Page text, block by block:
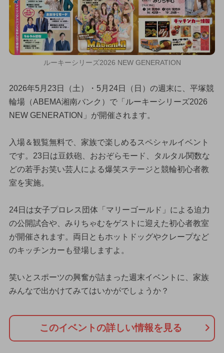
ルーキーシリーズ2026 NEW GENERATION
2026年5月23日（土）・5月24日（日）の週末に、平塚競
輪場（ABEMA湘南バンク）で「ルーキーシリーズ2026
NEW GENERATION」が開催されます。
入場＆観覧無料で、家族で楽しめるスペシャルイベント
です。23日は豆鉄砲、おおぞらモード、タルタル関数な
どの若手お笑い芸人による爆笑ステージと競輪初心者教
室を実施。
24日は女子プロレス団体「マリーゴールド」による迫力
の公開試合や、みりちゃむをゲストに迎えた初心者教室
が開催されます。両日ともホットドッグやクレープなど
のキッチンカーも登場しますよ。
笑いとスポーツの興奮が詰まった週末イベントに、家族
みんなで出かけてみてはいかがでしょうか？
このイベントの詳しい情報を見る